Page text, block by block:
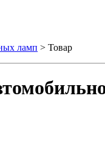
ламп > Товар